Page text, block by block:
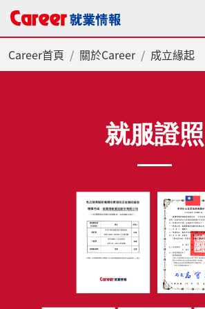
Career首頁 關於Career 成立緣起
就服證照